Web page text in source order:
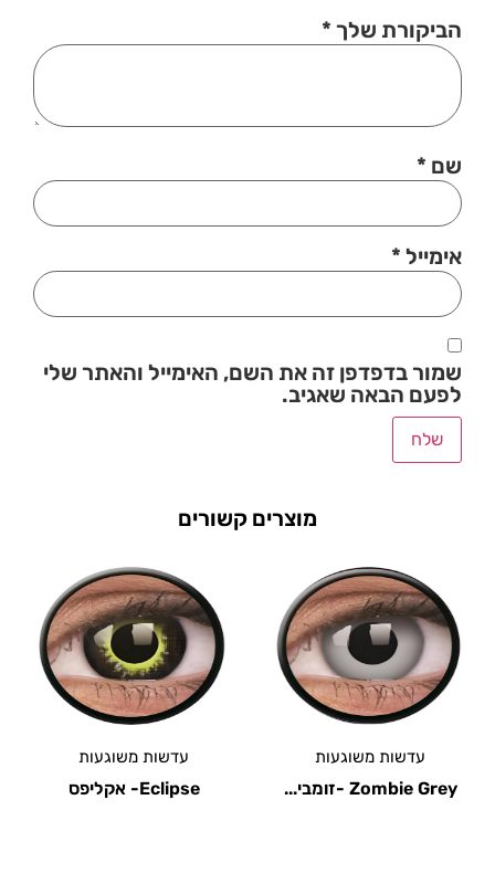
הביקורת שלך *
שם *
אימייל *
שמור בדפדפן זה את השם, האימייל והאתר שלי
לפעם הבאה שאגיב.
מוצרים קשורים
עדשות משוגעות
Eclipse- אקליפס
עדשות משוגעות
Blizzard – בליזארד